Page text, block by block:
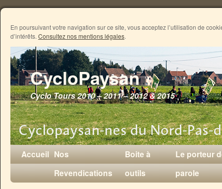
En poursuivant votre navigation sur ce site, vous acceptez l’utilisation de
d’intérêts. Consultez nos mentions légales.
CycloPaysan
Cyclo Tours 2010 – 2011 – 2012 & 2015
Accueil Nos
Revendications
Boite à
outils
Le porteur
parole